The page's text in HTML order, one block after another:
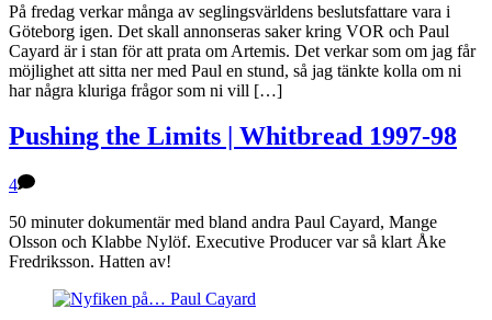
På fredag verkar många av seglingsvärldens beslutsfattare vara i
Göteborg igen. Det skall annonseras saker kring VOR och Paul
Cayard är i stan för att prata om Artemis. Det verkar som om jag får
möjlighet att sitta ner med Paul en stund, så jag tänkte kolla om ni
har några kluriga frågor som ni vill […]
Pushing the Limits | Whitbread 1997-98
4
50 minuter dokumentär med bland andra Paul Cayard, Mange
Olsson och Klabbe Nylöf. Executive Producer var så klart Åke
Fredriksson. Hatten av!